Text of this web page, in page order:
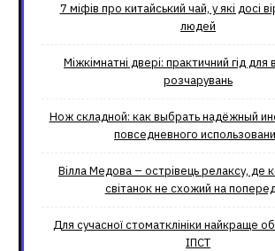
7 міфів про китайський чай, у які досі
людей
Міжкімнатні двері: практичний гід
розчарувань
Нож складной: как выбрать надёжный
повседневного
Вілла Медова – острівець релаксу, де
світанок не схожий на
Для сучасної стоматклініки найкраще
ІПСТ